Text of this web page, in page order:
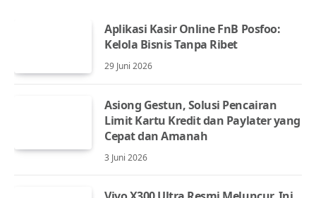
Aplikasi Kasir Online FnB Posfoo:
Kelola Bisnis Tanpa Ribet
29 Juni 2026
Asiong Gestun, Solusi Pencairan
Limit Kartu Kredit dan Paylater yang
Cepat dan Amanah
3 Juni 2026